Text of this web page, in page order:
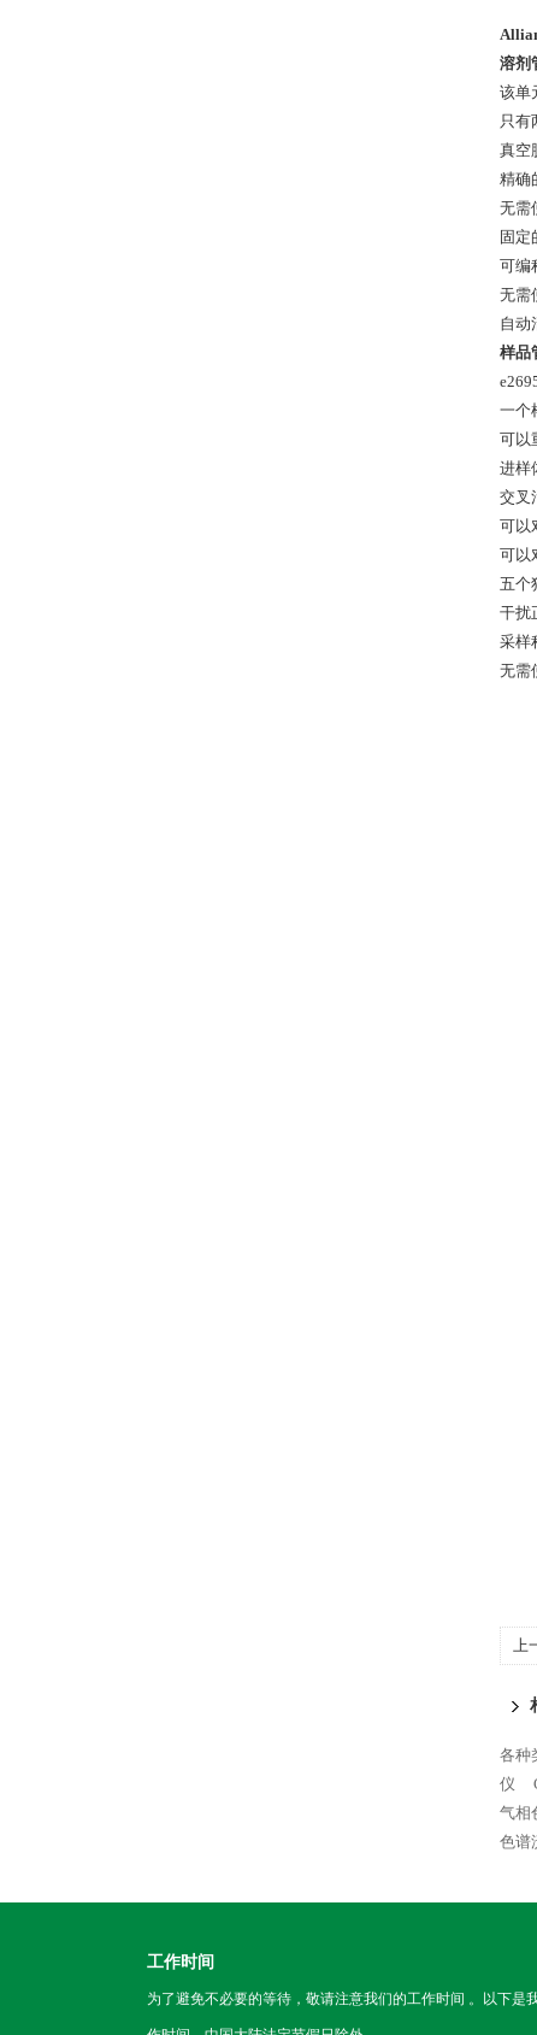
溶剂
该单
只
真空
精确
无需
固
可编
无需
自动
样
一个
可以
进样
交叉
可以
可以
五个
干扰
采样
无需
上
各种
仪
气相
色谱
工作时间
为了避免不必要的等待，敬请注意我们的工作时间 。以下是